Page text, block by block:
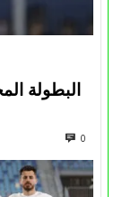
البطولة
0